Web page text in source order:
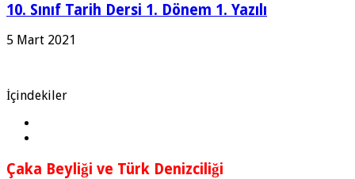
10. Sınıf Tarih Dersi 1. Dönem 1. Yazılı
5 Mart 2021
İçindekiler
Çaka Beyliği ve Türk Denizciliği